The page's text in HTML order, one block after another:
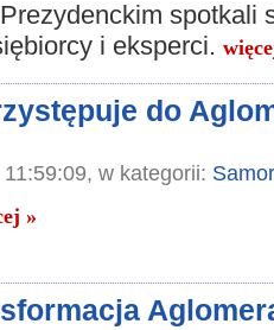
spotkali
i eksperci.
do
w kategorii:
»